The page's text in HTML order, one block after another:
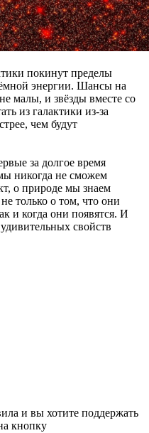
покинут пределы
энергии. Шансы на
малы, и звёзды вместе со
из галактики из-за
чем будут
за долгое время
никогда не сможем
о природе мы знаем
только о том, что они
и когда они появятся. И
свойств
и вы хотите поддержать
кнопку